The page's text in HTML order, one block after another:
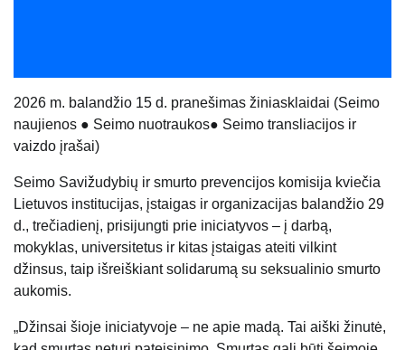
2026 m. balandžio 15 d. pranešimas žiniasklaidai (Seimo
naujienos ● Seimo nuotraukos● Seimo transliacijos ir
vaizdo įrašai)
Seimo Savižudybių ir smurto prevencijos komisija kviečia
Lietuvos institucijas, įstaigas ir organizacijas balandžio 29
d., trečiadienį, prisijungti prie iniciatyvos – į darbą,
mokyklas, universitetus ir kitas įstaigas ateiti vilkint
džinsus, taip išreiškiant solidarumą su seksualinio smurto
aukomis.
„Džinsai šioje iniciatyvoje – ne apie madą. Tai aiški žinutė,